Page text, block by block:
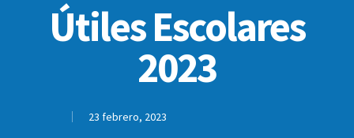
Útiles Escolares
2023
23 febrero, 2023